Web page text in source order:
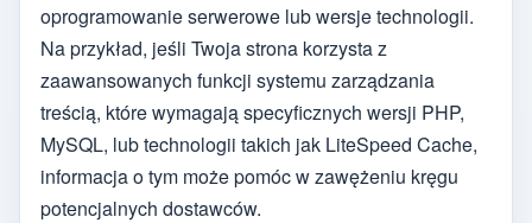
oprogramowanie serwerowe lub wersje technologii.
Na przykład, jeśli Twoja strona korzysta z
zaawansowanych funkcji systemu zarządzania
treścią, które wymagają specyficznych wersji PHP,
MySQL, lub technologii takich jak LiteSpeed Cache,
informacja o tym może pomóc w zawężeniu kręgu
potencjalnych dostawców.